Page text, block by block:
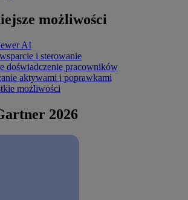
możliwości
AI
i sterowanie
doświadczenie pracowników
aktywami i poprawkami
możliwości
2026